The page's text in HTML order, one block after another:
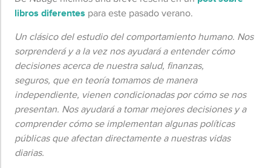
libros diferentes para este pasado verano.
Un clásico del estudio del comportamiento humano. Nos
sorprenderá y a la vez nos ayudará a entender cómo
decisiones acerca de nuestra salud, finanzas,
seguros, que en teoría tomamos de manera
independiente, vienen condicionadas por cómo se nos
presentan. Nos ayudará a tomar mejores decisiones y a
comprender cómo se implementan algunas políticas
públicas que afectan directamente a nuestras vidas
diarias.